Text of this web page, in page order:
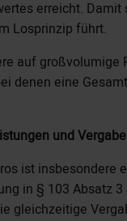
erreicht.
Losprinzip führt.
auf
denen eine
und
ist
in § 103 Absatz
gleichzeitige